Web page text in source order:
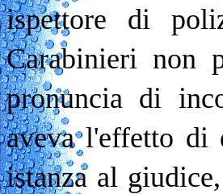
ispettore di
Carabinieri non
pronuncia di
aveva l'effetto di
istanza al